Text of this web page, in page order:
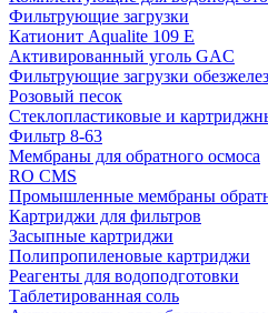
Фильтрующие загрузки
Катионит Aqualite 109 E
Активированный уголь GAC
Фильтрующие загрузки
Розовый песок
Стеклопластиковые и
Фильтр 8-63
Мембраны для обратного осмоса
RO CMS
Промышленные мембраны
Картриджи для фильтров
Засыпные картриджи
Полипропиленовые картриджи
Реагенты для водоподготовки
Таблетированная соль